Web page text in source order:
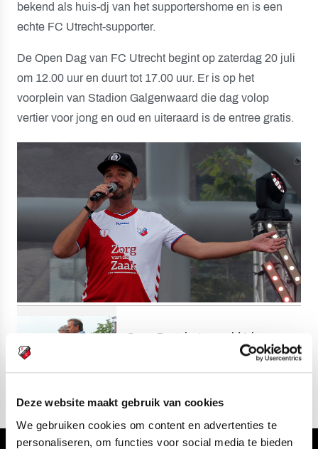
Deze website maakt gebruik van cookies
We gebruiken cookies om content en advertenties te
personaliseren, om functies voor social media te bieden
bekend als huis-dj van het supportershome en is een
echte FC Utrecht-supporter.
De Open Dag van FC Utrecht begint op zaterdag 20 juli
om 12.00 uur en duurt tot 17.00 uur. Er is op het
voorplein van Stadion Galgenwaard die dag volop
vertier voor jong en oud en uiteraard is de entree gratis.
Open Dag: ingespeeld trio
verzorgt spelerspresentatie